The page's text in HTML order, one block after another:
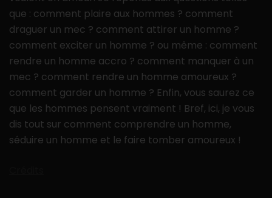
que : comment plaire aux hommes ? comment
draguer un mec ? comment attirer un homme ?
comment exciter un homme ? ou même : comment
rendre un homme accro ? comment manquer à un
mec ? comment rendre un homme amoureux ?
comment garder un homme ? Enfin, vous saurez ce
que les hommes pensent vraiment ! Bref, ici, je vous
dis tout sur comment comprendre un homme,
séduire un homme et le faire tomber amoureux !